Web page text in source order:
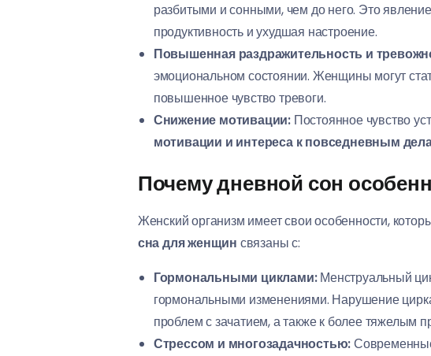
разбитыми и сонными, чем до него. Это явление
продуктивность и ухудшая настроение.
Повышенная раздражительность и
эмоциональном состоянии. Женщины могут
повышенное чувство тревоги.
Снижение мотивации:Постоянное чувство
мотивации и интереса к повседневным
Почему дневной сон
Женский организм имеет свои особенности,
сна для женщин связаны с:
Гормональными циклами:Менструальный
гормональными изменениями. Нарушение
проблем с зачатием, а также к более тяжелым
Стрессом и многозадачностью: